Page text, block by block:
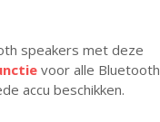
speakers met deze
voor alle Bluetooth
accu beschikken.